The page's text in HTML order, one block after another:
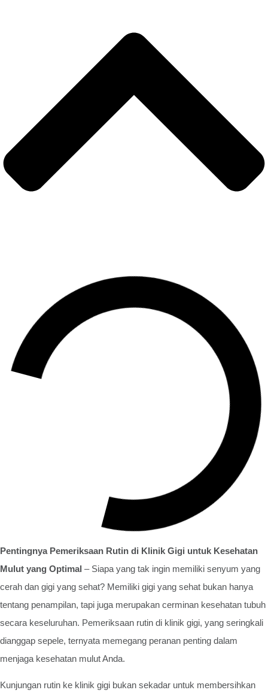
Pentingnya Pemeriksaan Rutin di Klinik Gigi untuk Kesehatan
Mulut yang Optimal – Siapa yang tak ingin memiliki senyum yang
cerah dan gigi yang sehat? Memiliki gigi yang sehat bukan hanya
tentang penampilan, tapi juga merupakan cerminan kesehatan tubuh
secara keseluruhan. Pemeriksaan rutin di klinik gigi, yang seringkali
dianggap sepele, ternyata memegang peranan penting dalam
menjaga kesehatan mulut Anda.
Kunjungan rutin ke klinik gigi bukan sekadar untuk membersihkan